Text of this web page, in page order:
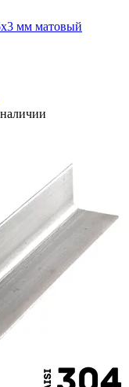
мм матовый